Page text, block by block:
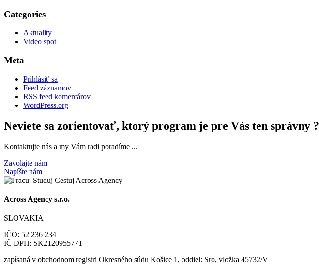
Categories
Aktuality
Video spot
Meta
Prihlásiť sa
Feed záznamov
RSS feed komentárov
WordPress.org
Neviete sa zorientovať, ktorý program je pre Vás ten správny ?
Kontaktujte nás a my Vám radi poradíme ...
Zavolajte nám
Napíšte nám
Across Agency s.r.o.
SLOVAKIA
IČO: 52 236 234
IČ DPH: SK2120955771
zapísaná v obchodnom registri Okresného súdu Košice 1, oddiel: Sro, vložka 45732/V